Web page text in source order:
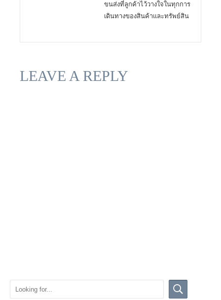
ขนส่งที่ลูกค้าไว้วางใจในทุกการ
เดินทางของสินค้าและทรัพย์สิน
LEAVE A REPLY